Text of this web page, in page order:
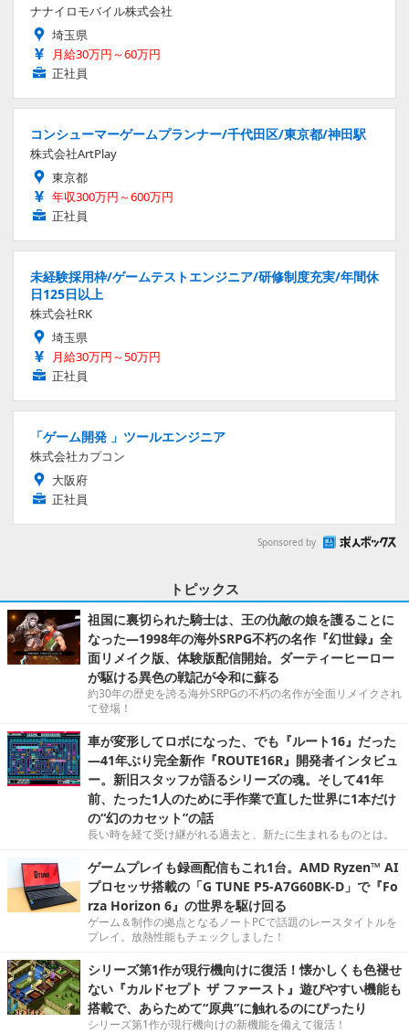
ナナイロモバイル株式会社
埼玉県
月給30万円～60万円
正社員
コンシューマーゲームプランナー/千代田区/東京都/神田駅
株式会社ArtPlay
東京都
年収300万円～600万円
正社員
未経験採用枠/ゲームテストエンジニア/研修制度充実/年間休
日125日以上
株式会社RK
埼玉県
月給30万円～50万円
正社員
「ゲーム開発 」ツールエンジニア
株式会社カプコン
大阪府
正社員
Sponsored by
トピックス
祖国に裏切られた騎士は、王の仇敵の娘を護ることに
なった―1998年の海外SRPG不朽の名作『幻世録』全
面リメイク版、体験版配信開始。ダーティーヒーロー
が駆ける異色の戦記が令和に蘇る
約30年の歴史を誇る海外SRPGの不朽の名作が全面リメイクされ
て登場！
車が変形してロボになった、でも『ルート16』だった
―41年ぶり完全新作『ROUTE16R』開発者インタビュ
ー。新旧スタッフが語るシリーズの魂。そして41年
前、たった1人のために手作業で直した世界に1本だけ
の“幻のカセット”の話
長い時を経て受け継がれる過去と、新たに生まれるものとは。
ゲームプレイも録画配信もこれ1台。AMD Ryzen™ AI
プロセッサ搭載の「G TUNE P5-A7G60BK-D」で『Fo
rza Horizon 6』の世界を駆け回る
ゲーム＆制作の拠点となるノートPCで話題のレースタイトルを
プレイ。放熱性能もチェックしました！
シリーズ第1作が現行機向けに復活！懐かしくも色褪せ
ない『カルドセプト ザ ファースト』遊びやすい機能も
搭載で、あらためて“原典”に触れるのにぴったり
シリーズ第1作が現行機向けの新機能を備えて復活！